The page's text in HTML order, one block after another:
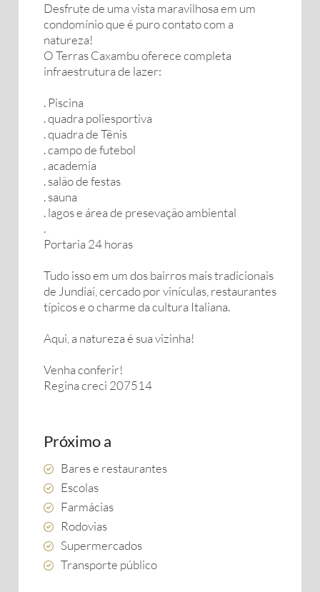
Desfrute de uma vista maravilhosa em um
condomínio que é puro contato com a
natureza!
O Terras Caxambu oferece completa
infraestrutura de lazer:
. Piscina
. quadra poliesportiva
. quadra de Tênis
. campo de futebol
. academia
. salão de festas
. sauna
. lagos e área de presevação ambiental
.
Portaria 24 horas
Tudo isso em um dos bairros mais tradicionais
de Jundiaí, cercado por vinículas, restaurantes
típicos e o charme da cultura Italiana.
Aqui, a natureza é sua vizinha!
Venha conferir!
Regina creci 207514
Próximo a
Bares e restaurantes
Escolas
Farmácias
Rodovias
Supermercados
Transporte público